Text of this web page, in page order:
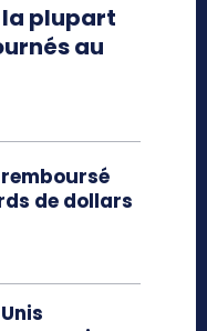
la plupart
au
de dollars